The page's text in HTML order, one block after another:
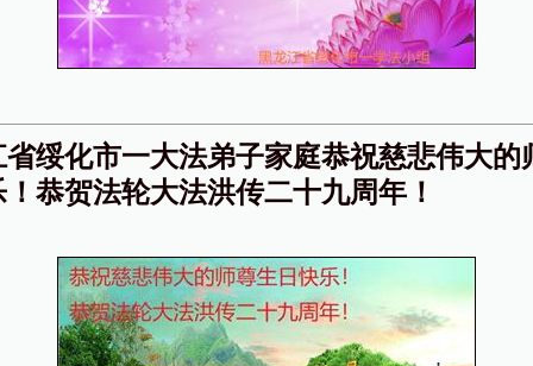
绥化市一大法弟子家庭恭祝慈悲伟大的
恭贺法轮大法洪传二十九周年！